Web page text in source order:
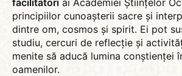
principiilor cunoașterii sacre și
dintre om, cosmos și spirit. Ei pot
studiu, cercuri de reflecție și
menite să aducă lumina conștienței
oamenilor.